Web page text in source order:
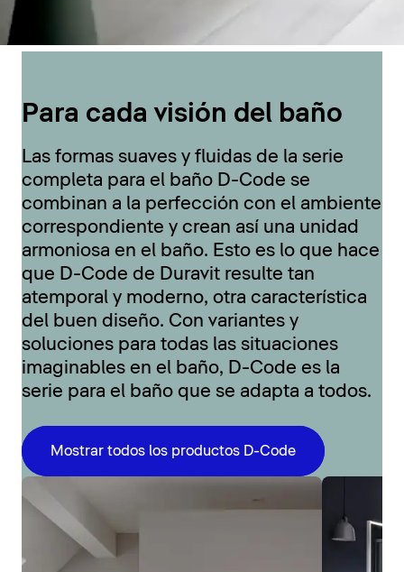
Para cada visión del baño
Las formas suaves y fluidas de la serie
completa para el baño D-Code se
combinan a la perfección con el ambiente
correspondiente y crean así una unidad
armoniosa en el baño. Esto es lo que hace
que D-Code de Duravit resulte tan
atemporal y moderno, otra característica
del buen diseño. Con variantes y
soluciones para todas las situaciones
imaginables en el baño, D-Code es la
serie para el baño que se adapta a todos.
Mostrar todos los productos D-Code